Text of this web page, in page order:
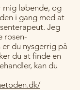
mig løbende, og
i gang med at
Jeg
rosen-
er du nysgerrig på
du at finde en
kan du